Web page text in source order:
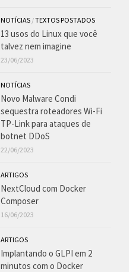
NOTÍCIAS /TEXTOS POSTADOS
13 usos do Linux que você
talvez nem imagine
23/06/2023
NOTÍCIAS
Novo Malware Condi
sequestra roteadores Wi-Fi
TP-Link para ataques de
botnet DDoS
22/06/2023
ARTIGOS
NextCloud com Docker
Composer
16/06/2023
ARTIGOS
Implantando o GLPI em 2
minutos com o Docker